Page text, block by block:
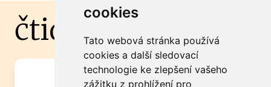
cookies
Tato webová stránka používá
cookies a další sledovací
technologie ke zlepšení vašeho
zážitku z prohlížení pro
čtidoma.cz
Máte zajímavou informaci? Chcete